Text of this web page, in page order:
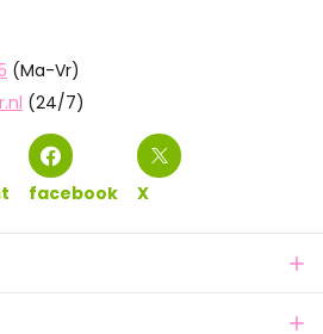
(Ma-Vr)
(24/7)
facebook X